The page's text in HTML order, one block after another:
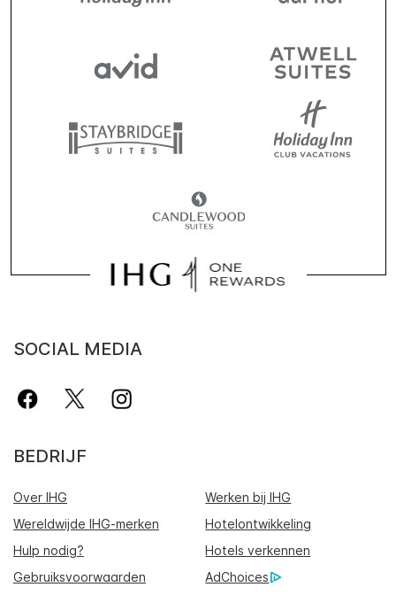
SOCIAL MEDIA
BEDRIJF
Over IHG
Werken bij IHG
Wereldwijde IHG-merken
Hotelontwikkeling
Hulp nodig?
Hotels verkennen
Gebruiksvoorwaarden
AdChoices